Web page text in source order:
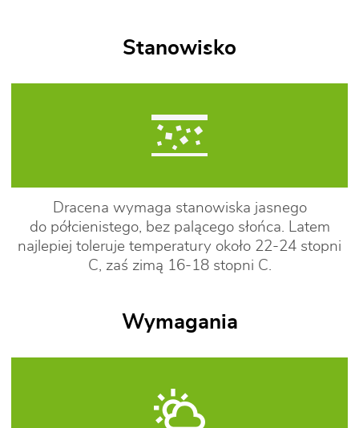
Stanowisko
Dracena wymaga stanowiska jasnego
do półcienistego, bez palącego słońca. Latem
najlepiej toleruje temperatury około 22-24 stopni
C, zaś zimą 16-18 stopni C.
Wymagania